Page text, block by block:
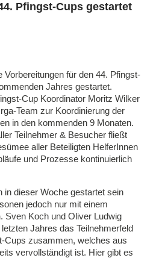
Pfingst-Cups gestartet
Vorbereitungen für den 44. Pfingst-
Jahres gestartet.
Cup Koordinator Moritz Wilker
Team zur Koordinierung der
in den kommenden 9 Monaten.
Teilnehmer & Besucher fließt
aller Beteiligten HelferInnen
und Prozesse kontinuierlich
in dieser Woche gestartet sein
jedoch nur mit einem
Sven Koch und Oliver Ludwig
Jahres das Teilnehmerfeld
Cups zusammen, welches aus
vervollständigt ist. Hier gibt es